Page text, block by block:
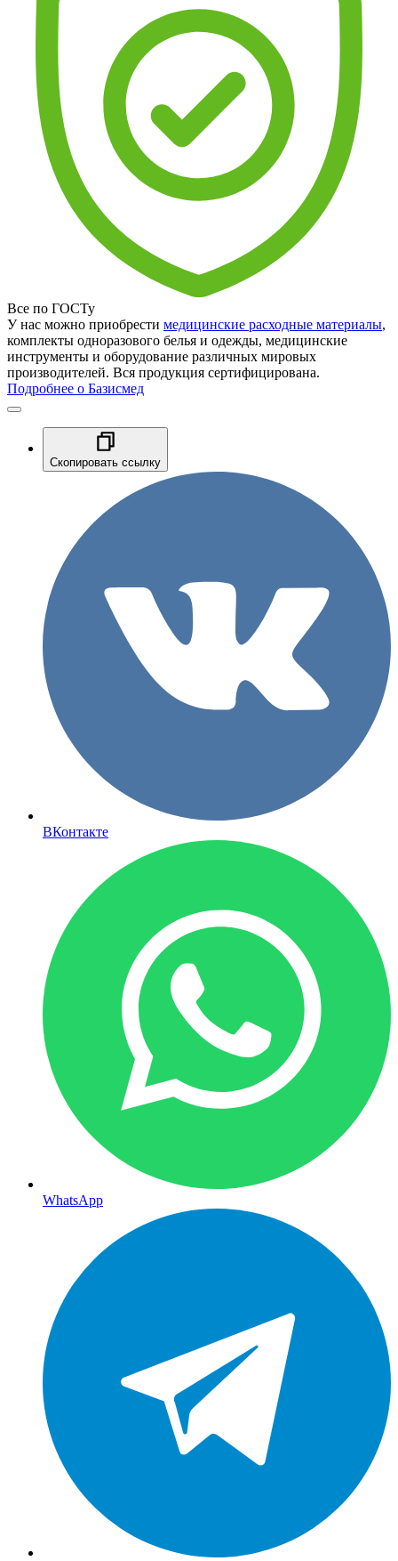
Все по ГОСТу
У нас можно приобрести медицинские расходные материалы,
комплекты одноразового белья и одежды, медицинские
инструменты и оборудование различных мировых
производителей. Вся продукция сертифицирована.
Подробнее о Базисмед
Скопировать ссылку
ВКонтакте
WhatsApp